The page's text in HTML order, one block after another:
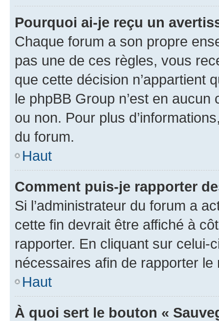
Pourquoi ai-je reçu un
Chaque forum a son propre
pas une de ces règles, vous
que cette décision n’appartient
le phpBB Group n’est en
ou non. Pour plus
du forum.
Haut
Comment puis-je rapporter
Si l’administrateur du forum a
cette fin devrait être affiché à
rapporter. En cliquant sur
nécessaires afin de rapporter le
Haut
À quoi sert le bouton «